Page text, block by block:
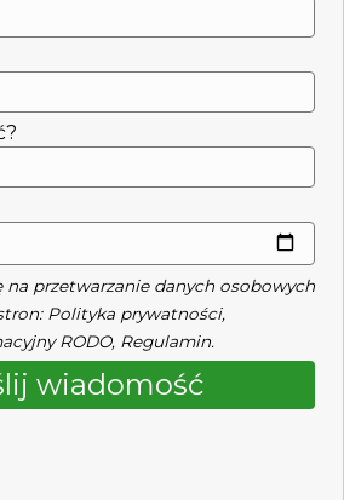
na przetwarzanie danych osobowych
Polityka prywatności,
RODO, Regulamin.